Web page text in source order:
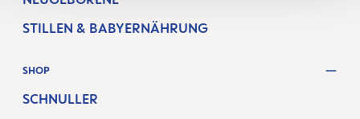
STILLEN & BABYERNÄHRUNG
SHOP
SCHNULLER